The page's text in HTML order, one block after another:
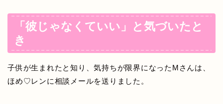
「彼じゃなくていい」と気づいたと
き
子供が生まれたと知り、気持ちが限界になったMさんは、
ほめ♡レンに相談メールを送りました。